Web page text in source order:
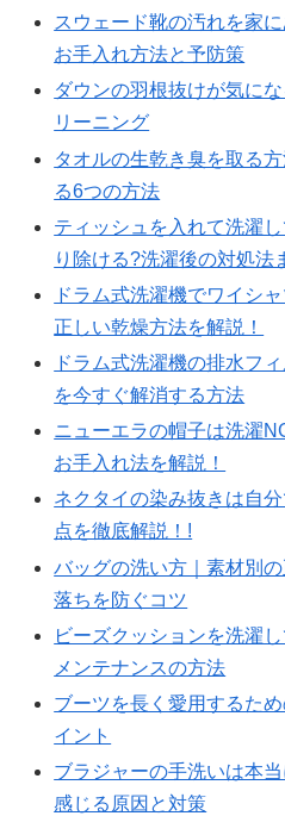
スウェード靴の汚れを家
お手入れ方法と予防策
ダウンの羽根抜けが気に
リーニング
タオルの生乾き臭を取る
る6つの方法
ティッシュを入れて洗濯
り除ける?洗濯後の対処法
ドラム式洗濯機でワイシ
正しい乾燥方法を解説！
ドラム式洗濯機の排水フ
を今すぐ解消する方法
ニューエラの帽子は洗濯
お手入れ法を解説！
ネクタイの染み抜きは自
点を徹底解説！!
バッグの洗い方｜素材別
落ちを防ぐコツ
ビーズクッションを洗濯
メンテナンスの方法
ブーツを長く愛用するた
イント
ブラジャーの手洗いは本
感じる原因と対策